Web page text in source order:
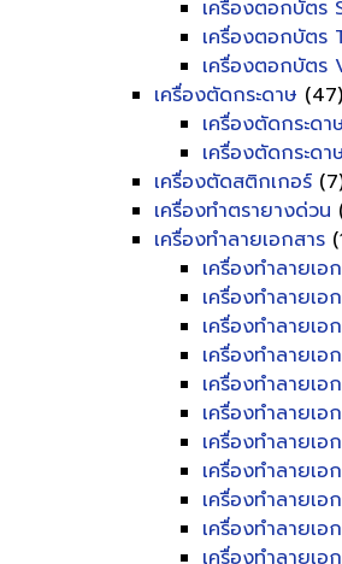
เครื่องตอกบัตร
เครื่องตอกบัตร
เครื่องตอกบัตร
เครื่องตัดกระดาษ (47)
เครื่องตัดกระด
เครื่องตัดกระดา
เครื่องตัดสติกเกอร์
เครื่องทำตรายางด่วน
เครื่องทำลายเอกสาร
เครื่องทำลายเอ
เครื่องทำลายเอ
เครื่องทำลายเอ
เครื่องทำลายเอ
เครื่องทำลายเอ
เครื่องทำลายเอ
เครื่องทำลายเอ
เครื่องทำลายเอ
เครื่องทำลายเอ
เครื่องทำลายเอ
เครื่องทำลายเอ